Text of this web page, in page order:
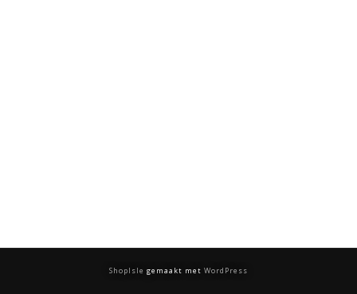
ShopIsle gemaakt met WordPress